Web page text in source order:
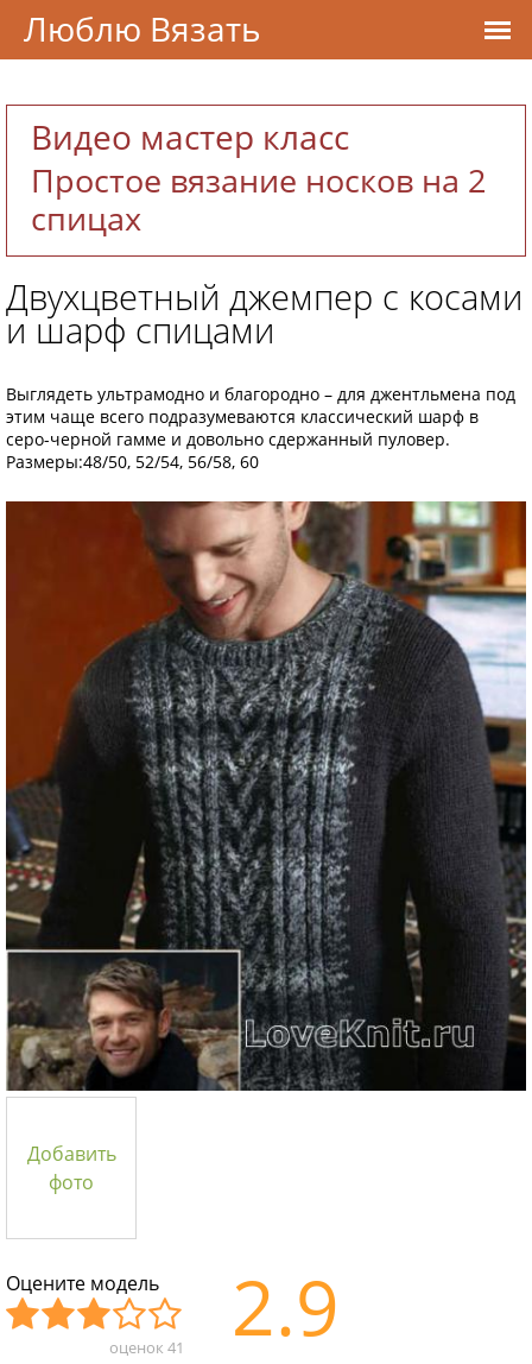
Видео мастер класс
Простое вязание носков на 2
спицах
Двухцветный джемпер с косами
и шарф спицами
Выглядеть ультрамодно и благородно – для джентльмена под
этим чаще всего подразумеваются классический шарф в
серо-черной гамме и довольно сдержанный пуловер.
Размеры:48/50, 52/54, 56/58, 60
Добавить
фото
Оцените модель
ХорОтл
оценок 41 2.9
Люблю Вязать